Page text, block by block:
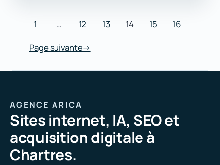
1 … 12 13 14 15 16
Page suivante→
AGENCE ARICA
Sites internet, IA, SEO et
acquisition digitale à
Chartres.